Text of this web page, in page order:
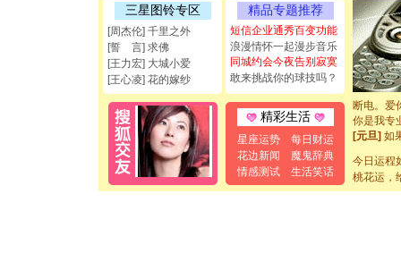
三星图铃专区
[周杰伦] 千里之外
[誓 言] 求佛
[王力宏] 大城小爱
[王心凌] 花的嫁纱
精品专题推荐
短信企业通秀百变功能
浪漫情怀一起漫步音乐
同城约会今夜告别寂寞
敢来挑战你的球技吗？
精彩生活
星座运势
每日财运
花边新闻
魔鬼辞典
情感测试
生活笑话
[圣诞节]
能正大光
都要快乐
[圣诞节]
如意,快
[元旦]看
断电。爱
你是我专
[元旦]如
起；二是
离。水晶
[元旦]当
泣，这痛
今日运程
桃花运，